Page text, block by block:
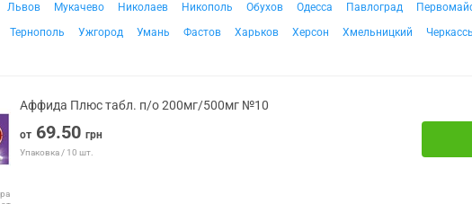
Львов Мукачево Николаев Никополь Обухов Одесса Павлоград
Тернополь Ужгород Умань Фастов Харьков Херсон Хмельницкий
Аффида Плюс табл. п/о 200мг/500мг №10
от 69.50 грн
Упаковка / 10 шт.